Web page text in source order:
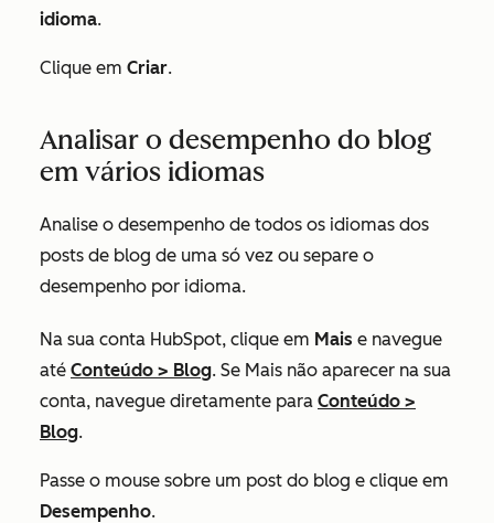
idioma.
Clique em Criar.
Analisar o desempenho do blog
em vários idiomas
Analise o desempenho de todos os idiomas dos
posts de blog de uma só vez ou separe o
desempenho por idioma.
Na sua conta HubSpot, clique em Mais e navegue
até Conteúdo > Blog. Se Mais não aparecer na sua
conta, navegue diretamente para Conteúdo >
Blog.
Passe o mouse sobre um post do blog e clique em
Desempenho.